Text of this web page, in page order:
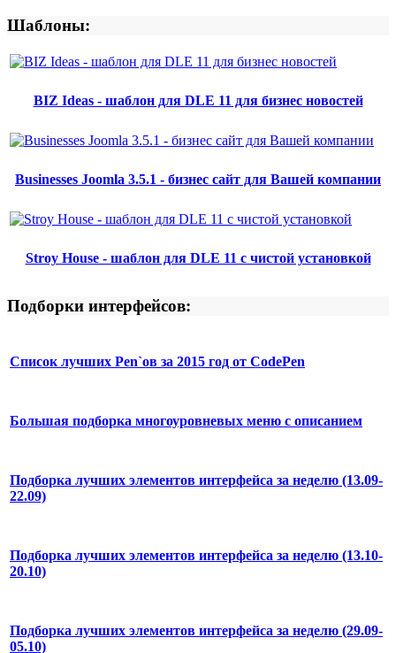
Шаблоны:
BIZ Ideas - шаблон для DLE 11 для бизнес новостей
Businesses Joomla 3.5.1 - бизнес сайт для Вашей компании
Stroy House - шаблон для DLE 11 с чистой установкой
Подборки интерфейсов:
Список лучших Pen`ов за 2015 год от CodePen
Большая подборка многоуровневых меню с описанием
Подборка лучших элементов интерфейса за неделю (13.09-
22.09)
Подборка лучших элементов интерфейса за неделю (13.10-
20.10)
Подборка лучших элементов интерфейса за неделю (29.09-
05.10)